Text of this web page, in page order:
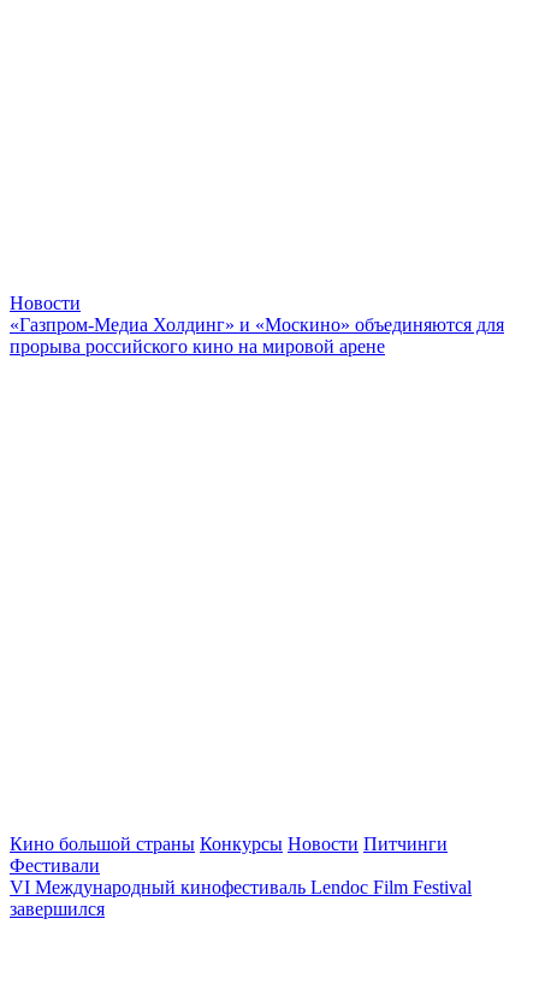
Новости
«Газпром-Медиа Холдинг» и «Москино» объединяются для
прорыва российского кино на мировой арене
Кино большой страны Конкурсы Новости Питчинги
Фестивали
VI Международный кинофестиваль Lendoc Film Festival
завершился